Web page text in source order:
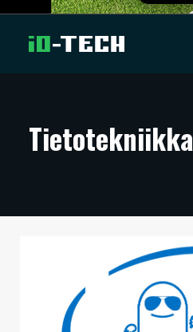
ARTIKKELIT
TECHBBS
Tietotekniikka